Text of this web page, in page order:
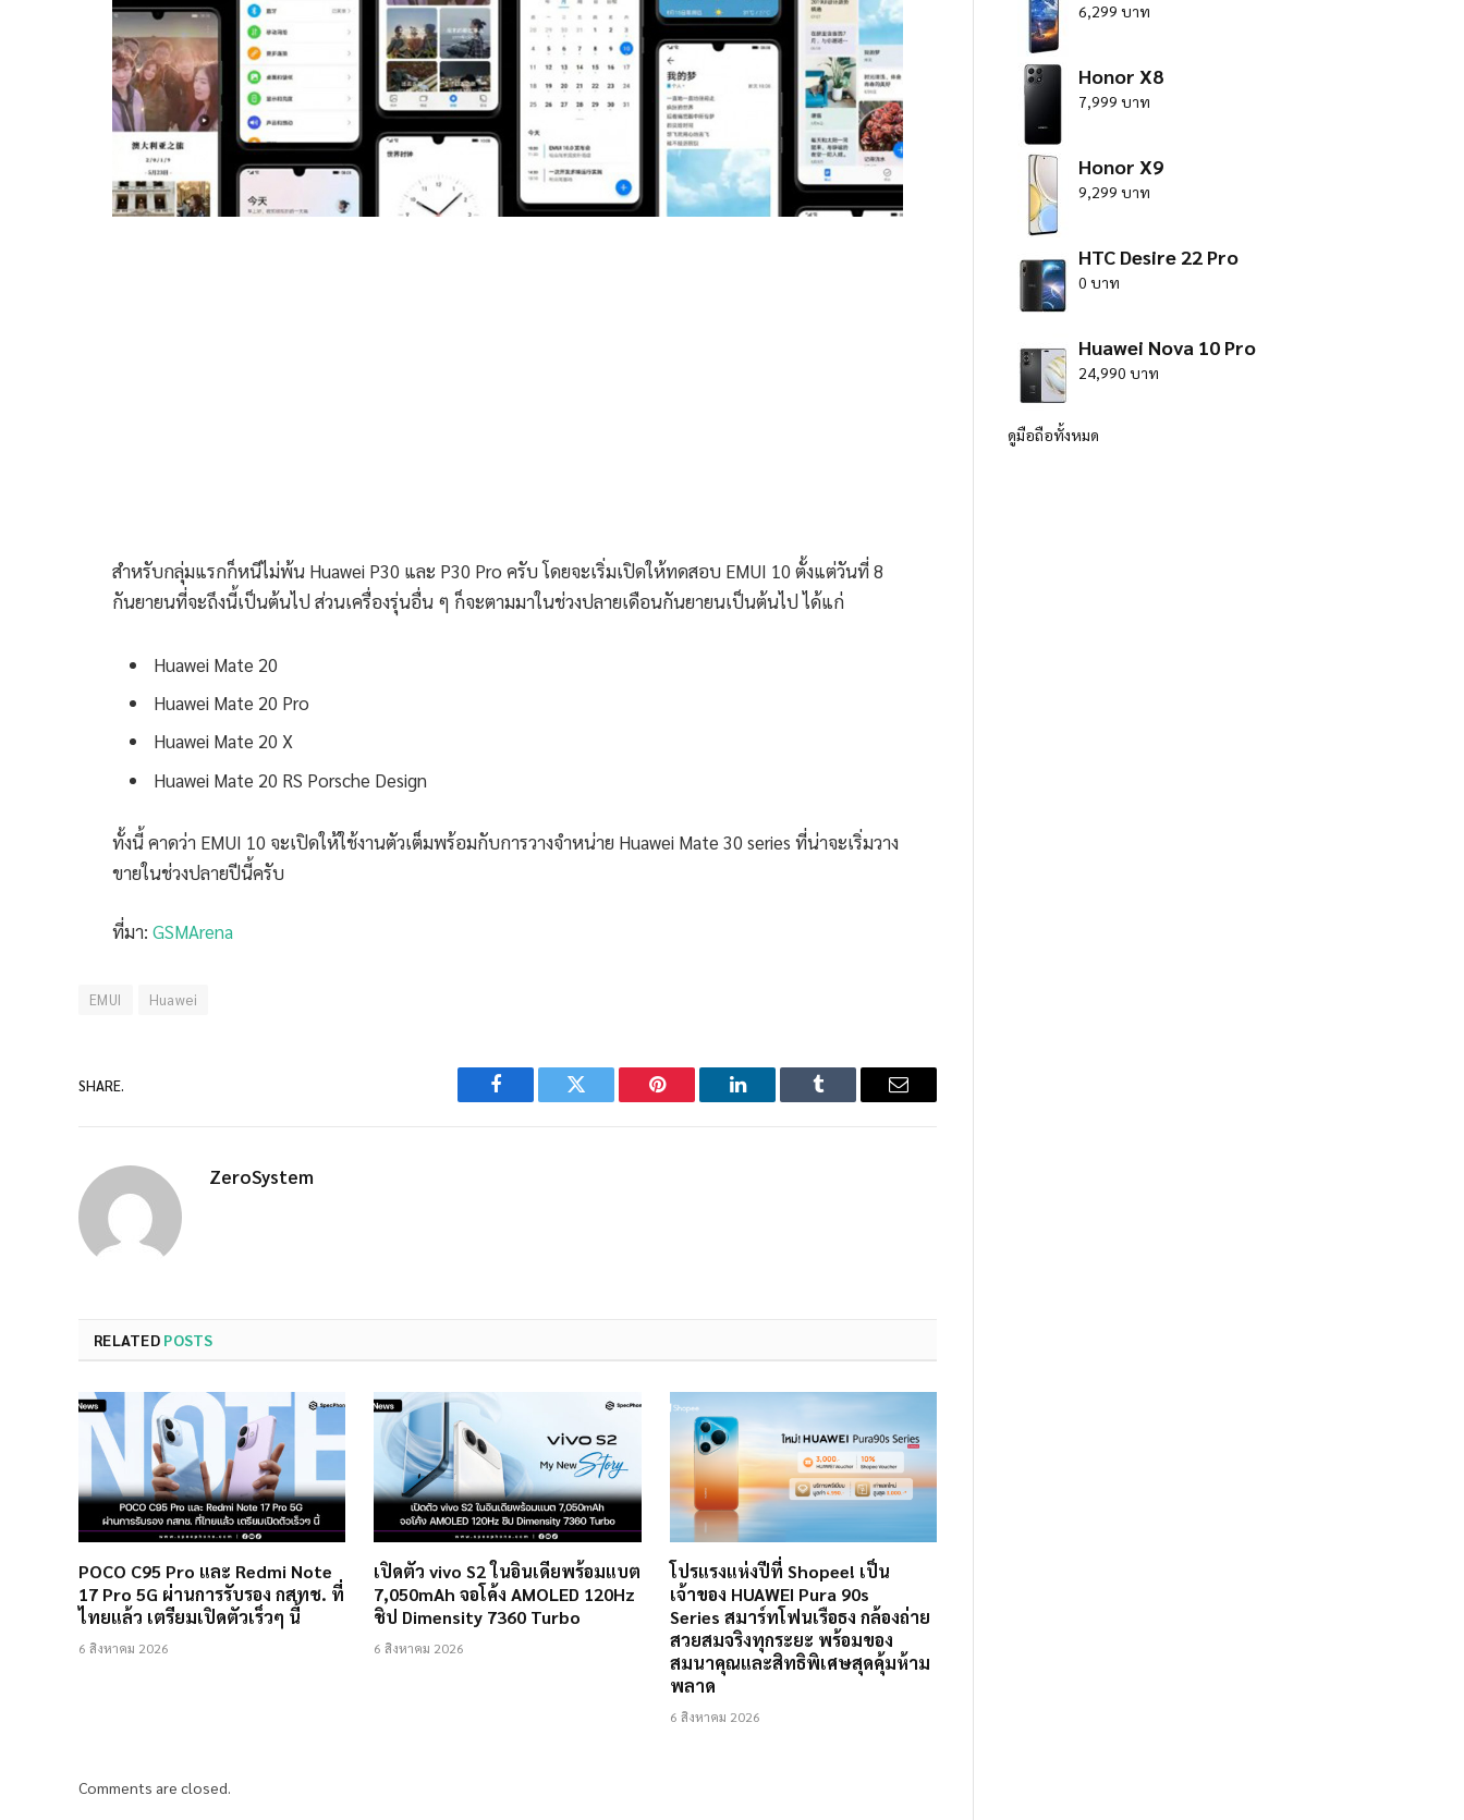
สำหรับกลุ่มแรกก็หนีไม่พ้น Huawei P30 และ P30 Pro ครับ โดยจะเริ่มเปิดให้ทดสอบ EMUI 10 ตั้งแต่วันที่ 8
กันยายนที่จะถึงนี้เป็นต้นไป ส่วนเครื่องรุ่นอื่น ๆ ก็จะตามมาในช่วงปลายเดือนกันยายนเป็นต้นไป ได้แก่
Huawei Mate 20
Huawei Mate 20 Pro
Huawei Mate 20 X
Huawei Mate 20 RS Porsche Design
ทั้งนี้ คาดว่า EMUI 10 จะเปิดให้ใช้งานตัวเต็มพร้อมกับการวางจำหน่าย Huawei Mate 30 series ที่น่าจะเริ่มวาง
ขายในช่วงปลายปีนี้ครับ
ที่มา: GSMArena
EMUI Huawei
SHARE.
Facebook Twitter Pinterest LinkedIn Tumblr Email
ZeroSystem
RELATED POSTS
POCO C95 Pro และ Redmi Note
17 Pro 5G ผ่านการรับรอง กสทช. ที่
ไทยแล้ว เตรียมเปิดตัวเร็วๆ นี้
6 สิงหาคม 2026
เปิดตัว vivo S2 ในอินเดียพร้อมแบต
7,050mAh จอโค้ง AMOLED 120Hz
ชิป Dimensity 7360 Turbo
6 สิงหาคม 2026
โปรแรงแห่งปีที่ Shopee! เป็น
เจ้าของ HUAWEI Pura 90s
Series สมาร์ทโฟนเรือธง กล้องถ่าย
สวยสมจริงทุกระยะ พร้อมของ
สมนาคุณและสิทธิพิเศษสุดคุ้มห้าม
พลาด
6 สิงหาคม 2026
Comments are closed.
6,299 บาท
Honor X8
7,999 บาท
Honor X9
9,299 บาท
HTC Desire 22 Pro
0 บาท
Huawei Nova 10 Pro
24,990 บาท
ดูมือถือทั้งหมด